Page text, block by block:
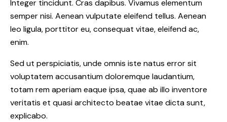
Integer tincidunt. Cras dapibus. Vivamus elementum
semper nisi. Aenean vulputate eleifend tellus. Aenean
leo ligula, porttitor eu, consequat vitae, eleifend ac,
enim.
Sed ut perspiciatis, unde omnis iste natus error sit
voluptatem accusantium doloremque laudantium,
totam rem aperiam eaque ipsa, quae ab illo inventore
veritatis et quasi architecto beatae vitae dicta sunt,
explicabo.